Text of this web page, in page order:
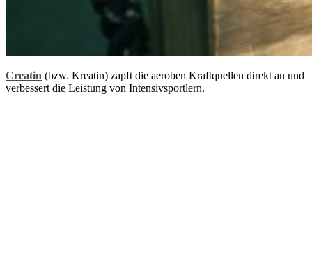
Creatin (bzw. Kreatin) zapft die aeroben Kraftquellen direkt an und
verbessert die Leistung von Intensivsportlern.